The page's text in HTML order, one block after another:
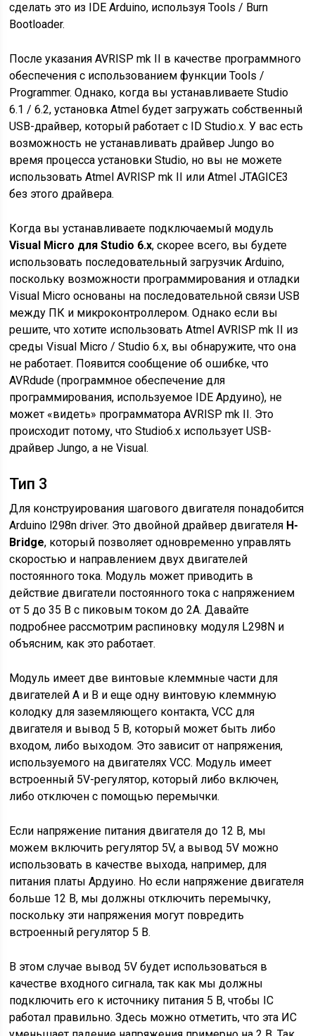
сделать это из IDE Arduino, используя Tools / Burn
Bootloader.
После указания AVRISP mk II в качестве программного
обеспечения с использованием функции Tools /
Programmer. Однако, когда вы устанавливаете Studio
6.1 / 6.2, установка Atmel будет загружать собственный
USB-драйвер, который работает с ID Studio.x. У вас есть
возможность не устанавливать драйвер Jungo во
время процесса установки Studio, но вы не можете
использовать Atmel AVRISP mk II или Atmel JTAGICE3
без этого драйвера.
Когда вы устанавливаете подключаемый модуль
Visual Micro для Studio 6.x, скорее всего, вы будете
использовать последовательный загрузчик Arduino,
поскольку возможности программирования и отладки
Visual Micro основаны на последовательной связи USB
между ПК и микроконтроллером. Однако если вы
решите, что хотите использовать Atmel AVRISP mk II из
среды Visual Micro / Studio 6.x, вы обнаружите, что она
не работает. Появится сообщение об ошибке, что
AVRdude (программное обеспечение для
программирования, используемое IDE Ардуино), не
может «видеть» программатора AVRISP mk II. Это
происходит потому, что Studio6.x использует USB-
драйвер Jungo, а не Visual.
Тип 3
Для конструирования шагового двигателя понадобится
Arduino l298n driver. Это двойной драйвер двигателя H-
Bridge, который позволяет одновременно управлять
скоростью и направлением двух двигателей
постоянного тока. Модуль может приводить в
действие двигатели постоянного тока с напряжением
от 5 до 35 В с пиковым током до 2А. Давайте
подробнее рассмотрим распиновку модуля L298N и
объясним, как это работает.
Модуль имеет две винтовые клеммные части для
двигателей A и B и еще одну винтовую клеммную
колодку для заземляющего контакта, VCC для
двигателя и вывод 5 В, который может быть либо
входом, либо выходом. Это зависит от напряжения,
используемого на двигателях VCC. Модуль имеет
встроенный 5V-регулятор, который либо включен,
либо отключен с помощью перемычки.
Если напряжение питания двигателя до 12 В, мы
можем включить регулятор 5V, а вывод 5V можно
использовать в качестве выхода, например, для
питания платы Ардуино. Но если напряжение двигателя
больше 12 В, мы должны отключить перемычку,
поскольку эти напряжения могут повредить
встроенный регулятор 5 В.
В этом случае вывод 5V будет использоваться в
качестве входного сигнала, так как мы должны
подключить его к источнику питания 5 В, чтобы IC
работал правильно. Здесь можно отметить, что эта ИС